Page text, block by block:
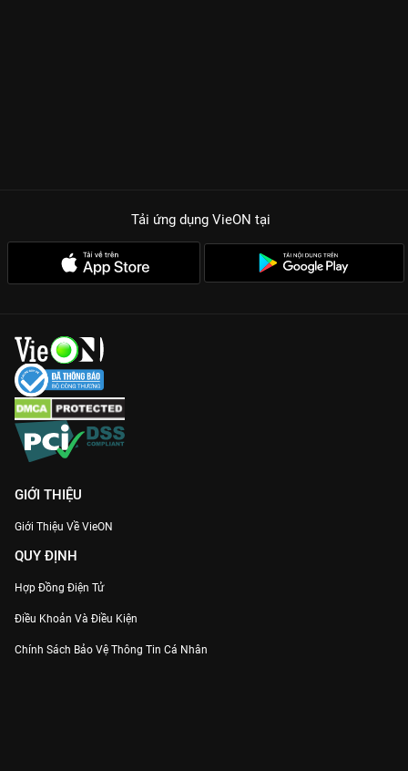
Tải ứng dụng VieON tại
GIỚI THIỆU
Giới Thiệu Về VieON
QUY ĐỊNH
Hợp Đồng Điện Tử
Điều Khoản Và Điều Kiện
Chính Sách Bảo Vệ Thông Tin Cá Nhân